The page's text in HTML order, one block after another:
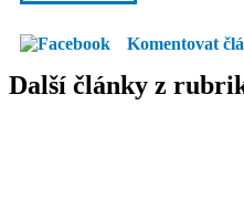
Komentovat
Další články z